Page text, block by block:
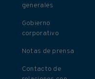
generales
Gobierno
corporativo
Notas de prensa
Contacto de